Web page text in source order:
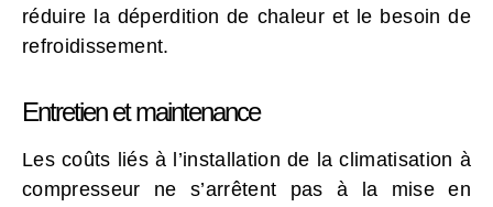
réduire la déperdition de chaleur et le besoin de
refroidissement.
Entretien et maintenance
Les coûts liés à l’installation de la climatisation à
compresseur ne s’arrêtent pas à la mise en